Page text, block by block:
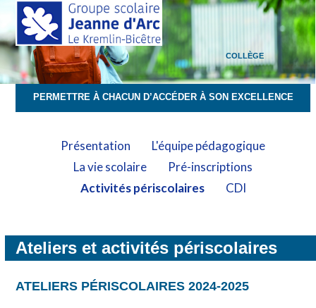
content
Open
mobile
menu
Close
mobile
menu
COLLÈGE
PERMETTRE À CHACUN D’ACCÉDER À SON EXCELLENCE
Présentation
L'équipe pédagogique
La vie scolaire
Pré-inscriptions
Activités périscolaires
CDI
Ateliers et activités périscolaires
ATELIERS PÉRISCOLAIRES2024-2025